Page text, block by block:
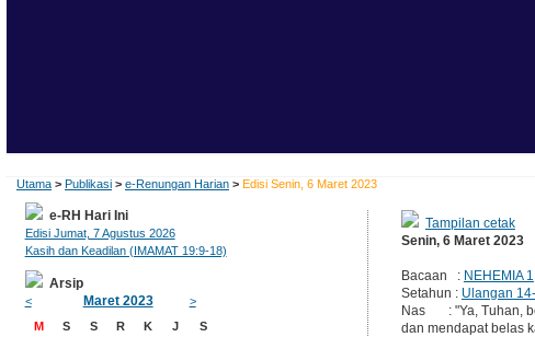
Utama > Publikasi > e-Renungan Harian > Edisi Senin, 6 Maret 2023
Tampilan cetak
Senin, 6 Maret 2023
Bacaan : NEHEMIA 1
Setahun : Ulangan
Nas : "Ya, Tuhan,
dan mendapat belas
e-RH Hari Ini
Edisi Jumat, 7 Agustus 2026
Kasih dan Keadilan (IMAMAT 19:9-18)
Arsip
< Maret 2023
>
M
S S R K J S